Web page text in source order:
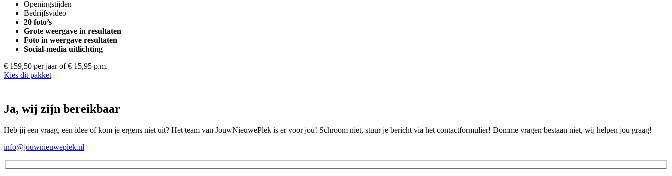
Openingstijden
Bedrijfsvideo
20 foto’s
Grote weergave in resultaten
Foto in weergave resultaten
Social-media uitlichting
€ 159,50 per jaar of € 15,95 p.m.
Kies dit pakket
Ja, wij zijn bereikbaar
Heb jij een vraag, een idee of kom je ergens niet uit? Het team van JouwNieuwePlek is er voor jou! Schroom niet, stuur je bericht via het contactformulier! Domme vragen bestaan niet, wij helpen jou graag!
info@jouwnieuweplek.nl